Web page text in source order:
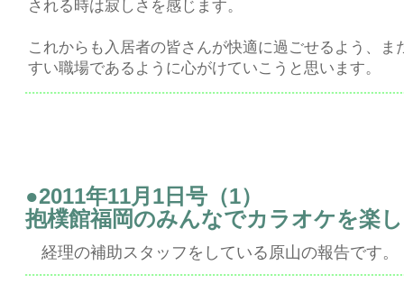
される時は寂しさを感じます。
これからも入居者の皆さんが快適に過ごせるよう、ま
すい職場であるように心がけていこうと思います。
●2011年11月1日号（1）
抱樸館福岡のみんなでカラオケを楽
経理の補助スタッフをしている原山の報告です。